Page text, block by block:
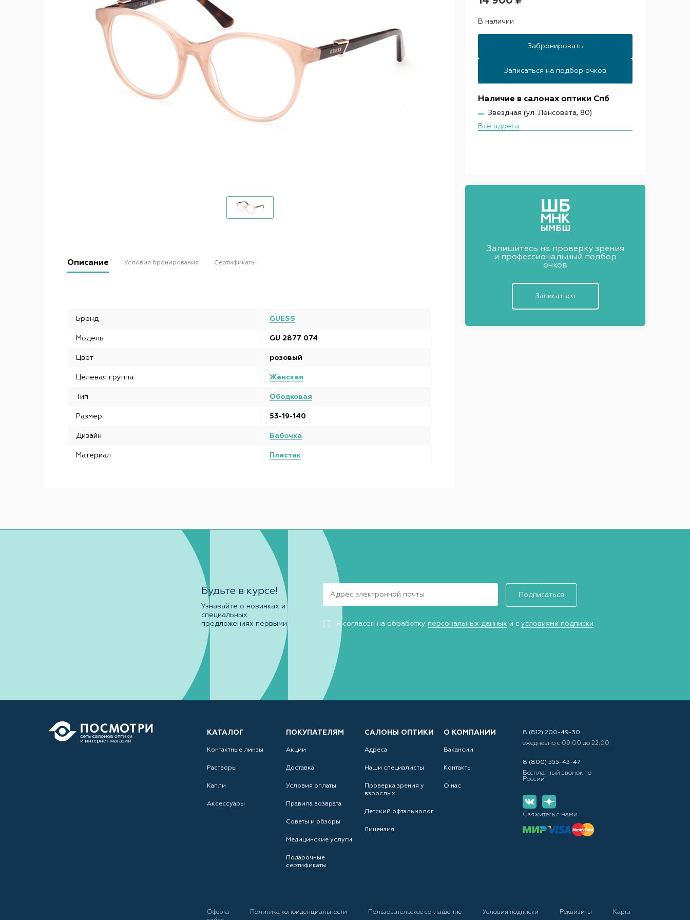
Описание Условия бронирования Сертификаты
Бренд GUESS
Модель GU 2877 074
Цвет розовый
Целевая группа Женская
Тип Ободковая
Размер 53-19-140
Дизайн Бабочка
Материал Пластик
В наличии
Забронировать
Записаться на подбор очков
Наличие в салонах оптики Спб
Звездная (ул. Ленсовета, 80)
Все адреса
Запишитесь на проверку зрения
и профессиональный подбор
очков
Записаться
Будьте в курсе!
Узнавайте о новинках и
специальных
предложениях первыми
Подписаться
Я согласен на обработку персональных данных и с условиями подписки
КАТАЛОГ
Контактные линзы
Растворы
Капли
Аксессуары
ПОКУПАТЕЛЯМ
Акции
Доставка
Условия оплаты
Правила возврата
Советы и обзоры
Медицинские услуги
Подарочные
сертификаты
САЛОНЫ ОПТИКИ
Адреса
Наши специалисты
Проверка зрения у
взрослых
Детский офтальмолог
Лицензия
О КОМПАНИИ
Вакансии
Контакты
О нас
8 (812) 200-49-30
ежедневно с 09:00 до 22:00
8 (800) 555-43-47
Бесплатный звонок по
России
Свяжитесь с нами
Оферта Политика конфиденциальности Пользовательское соглашение Условия подписки Реквизиты
Карта